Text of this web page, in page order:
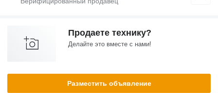
Продаете технику?
Делайте это вместе с нами!
Разместить объявление